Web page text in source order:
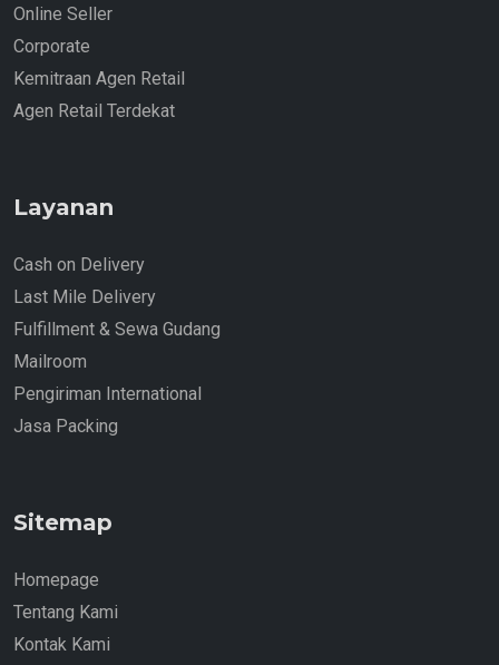
Online Seller
Corporate
Kemitraan Agen Retail
Agen Retail Terdekat
Layanan
Cash on Delivery
Last Mile Delivery
Fulfillment & Sewa Gudang
Mailroom
Pengiriman International
Jasa Packing
Sitemap
Homepage
Tentang Kami
Kontak Kami